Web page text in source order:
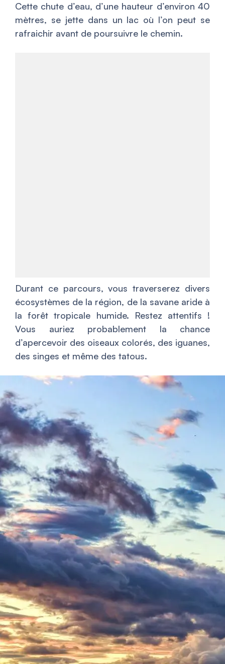
Cette chute d’eau, d’une hauteur d’environ 40
mètres, se jette dans un lac où l’on peut se
rafraichir avant de poursuivre le chemin.
Durant ce parcours, vous traverserez divers
écosystèmes de la région, de la savane aride à
la forêt tropicale humide. Restez attentifs !
Vous auriez probablement la chance
d’apercevoir des oiseaux colorés, des iguanes,
des singes et même des tatous.